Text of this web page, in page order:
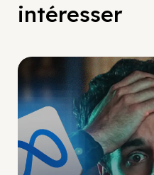
intéresser